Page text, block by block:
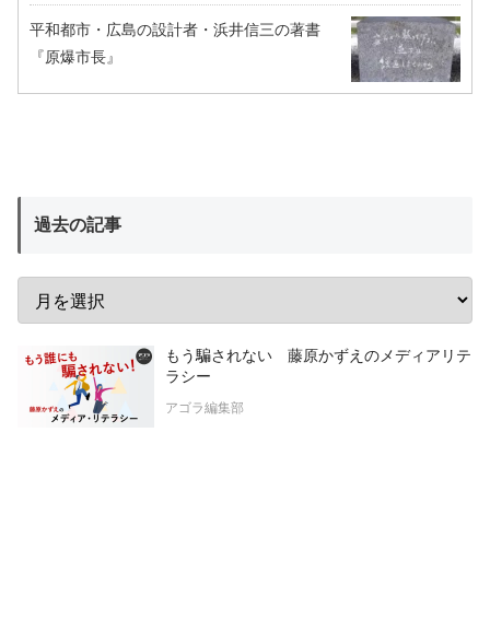
平和都市・広島の設計者・浜井信三の著書
『原爆市長』
過去の記事
もう騙されない 藤原かずえのメディアリテ
ラシー
アゴラ編集部